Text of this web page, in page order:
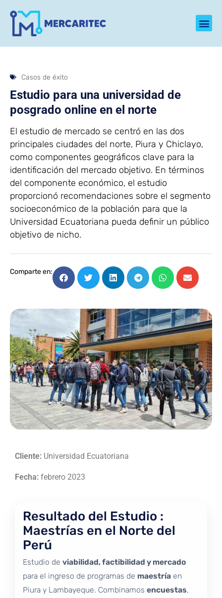
Casos de éxito
Estudio para una universidad de
posgrado online en el norte
El estudio de mercado se centró en las dos
principales ciudades del norte, Piura y Chiclayo,
como componentes geográficos clave para la
identificación del mercado objetivo. En términos
del componente económico, el estudio
proporcionó recomendaciones sobre el segmento
socioeconómico de la población para que la
Universidad Ecuatoriana pueda definir un público
objetivo de nicho.
Comparte en:
Cliente: Universidad Ecuatoriana
Fecha: febrero 2023
Resultado del Estudio :
Maestrías en el Norte del
Perú
Estudio de viabilidad, factibilidad y mercado
para el ingreso de programas de maestría en
Piura y Lambayeque. Combinamos encuestas,